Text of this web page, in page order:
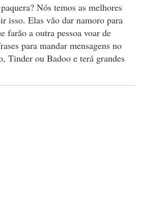
Nós temos as melhores
isso. Elas vão dar namoro para
farão a outra pessoa voar de
para mandar mensagens no
Tinder ou Badoo e terá grandes